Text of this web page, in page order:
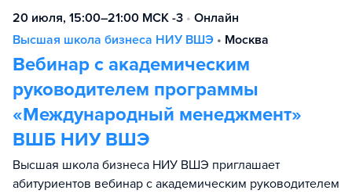
20 июля, 15:00–21:00 МСК -3 • Онлайн
Высшая школа бизнеса НИУ ВШЭ • Москва
Вебинар с академическим
руководителем программы
«Международный менеджмент»
ВШБ НИУ ВШЭ
Высшая школа бизнеса НИУ ВШЭ приглашает
абитуриентов вебинар с академическим руководителем